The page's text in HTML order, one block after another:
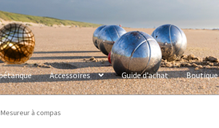
Accessoires Guide d’achat Boutique
Mesureur à compas